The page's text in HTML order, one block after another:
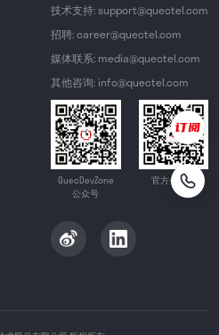
技术支持: support@quectel.com
招聘: career@quectel.com
媒体联系: media@quectel.com
其他咨询: info@quectel.com
QuecDevZone
公众号
官方公众号